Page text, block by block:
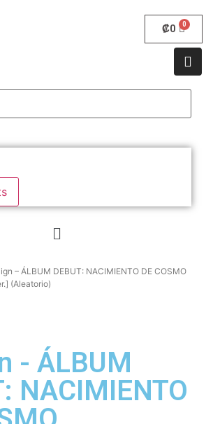
₡0
– ÁLBUM DEBUT: NACIMIENTO DE COSMO
(Aleatorio)
- ÁLBUM
NACIMIENTO